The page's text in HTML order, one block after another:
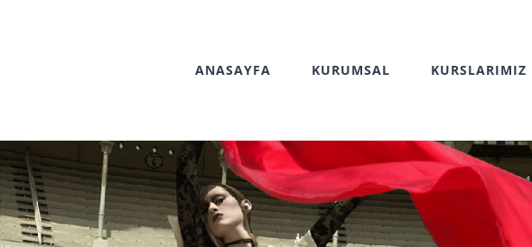
ANASAYFA KURUMSAL KURSLARIMIZ